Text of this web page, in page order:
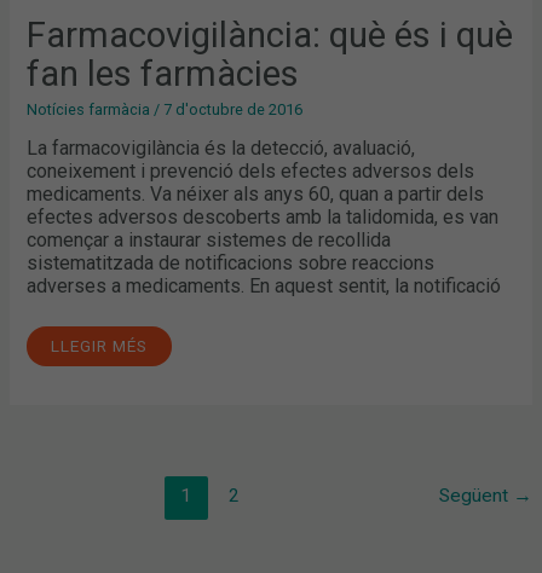
Farmacovigilància: què és i què
fan les farmàcies
Notícies farmàcia / 7 d'octubre de 2016
La farmacovigilància és la detecció, avaluació,
coneixement i prevenció dels efectes adversos dels
medicaments. Va néixer als anys 60, quan a partir dels
efectes adversos descoberts amb la talidomida, es van
començar a instaurar sistemes de recollida
sistematitzada de notificacions sobre reaccions
adverses a medicaments. En aquest sentit, la notificació
LLEGIR MÉS
1 2 Següent →